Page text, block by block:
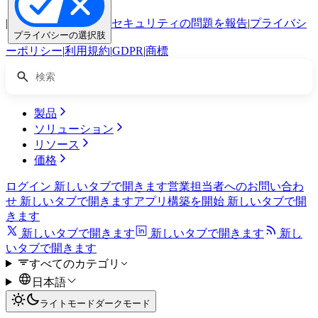
|
プライバシーの選択肢
セキュリティの問題を報告|プライバシ
ーポリシー|利用規約|GDPR|商標
製品
ソリューション
リソース
価格
ログイン 新しいタブで開きます営業担当者へのお問い合わ
せ 新しいタブで開きますアプリ構築を開始 新しいタブで開
きます
新しいタブで開きます
新しいタブで開きます
新し
いタブで開きます
すべてのカテゴリ
日本語
ライトモードダークモード